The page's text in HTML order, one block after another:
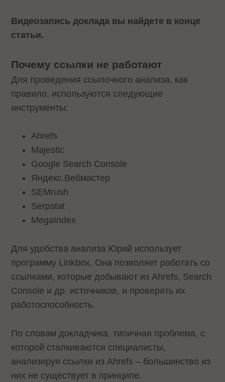
Видеозапись доклада вы найдете в конце
статьи.
Почему ссылки не работают
Для проведения ссылочного анализа, как
правило, используются следующие
инструменты:
Ahrefs
Majestic
Google Search Console
Яндекс.Вебмастер
SEMrush
Serpstat
MegaIndex
Для удобства анализа Юрий использует
программу Linkbox. Она позволяет работать со
ссылками, которые добывают из Ahrefs, Search
Console и др. источников, и проверять их
работоспособность.
По словам докладчика, типичная проблема, с
которой сталкиваются специалисты,
анализируя ссылки из Ahrefs – большинство из
них не существует в принципе.